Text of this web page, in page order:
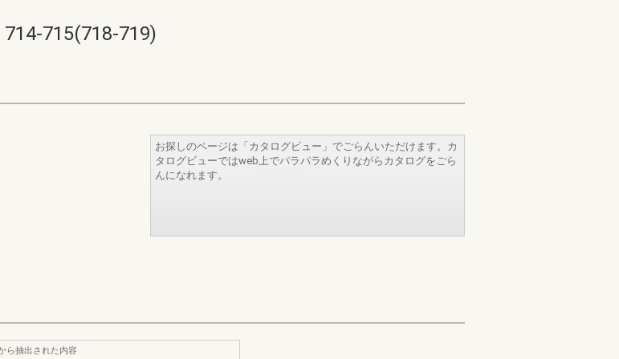
715(718-719)
お探しのページは「カタログビュー」でごらんいただけます。カ
タログビューではweb上でパラパラめくりながらカタログをごら
んになれます。
ら抽出された内容